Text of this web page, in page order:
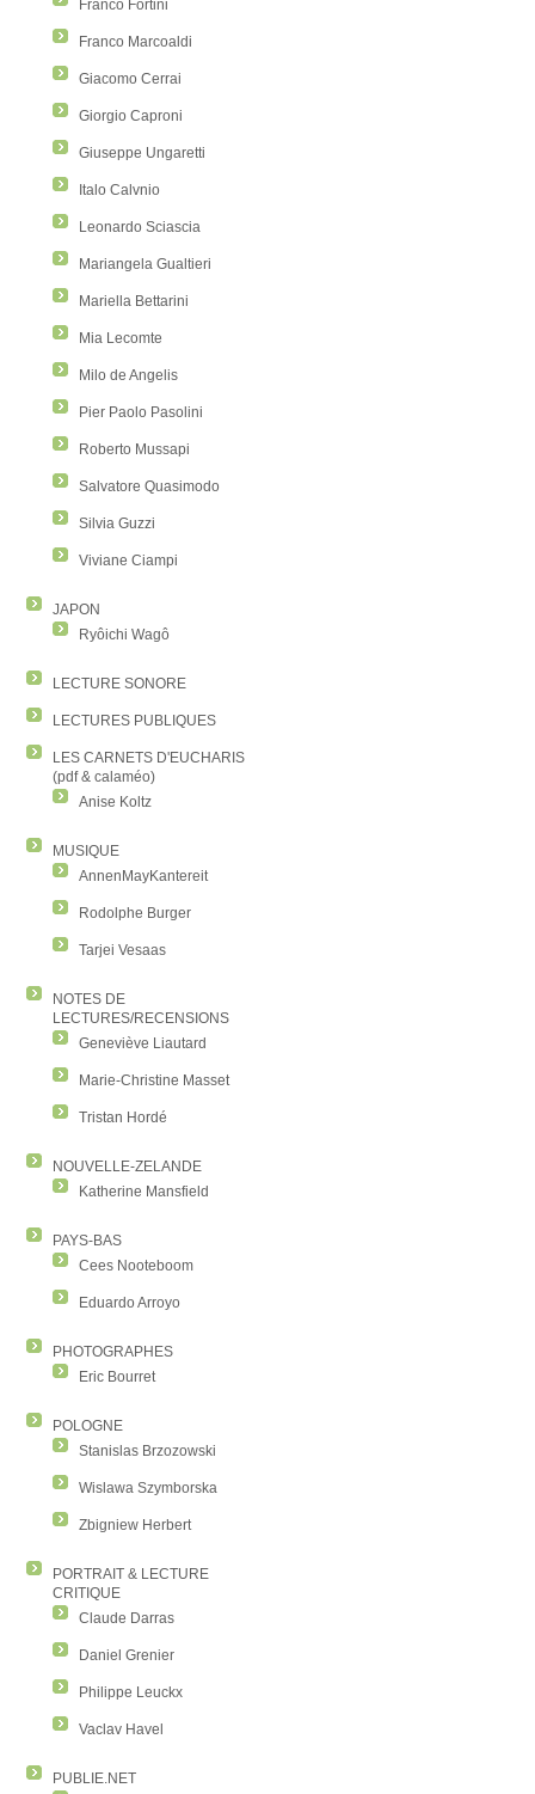
Franco Fortini
Franco Marcoaldi
Giacomo Cerrai
Giorgio Caproni
Giuseppe Ungaretti
Italo Calvnio
Leonardo Sciascia
Mariangela Gualtieri
Mariella Bettarini
Mia Lecomte
Milo de Angelis
Pier Paolo Pasolini
Roberto Mussapi
Salvatore Quasimodo
Silvia Guzzi
Viviane Ciampi
JAPON
Ryôichi Wagô
LECTURE SONORE
LECTURES PUBLIQUES
LES CARNETS D'EUCHARIS
(pdf & calaméo)
Anise Koltz
MUSIQUE
AnnenMayKantereit
Rodolphe Burger
Tarjei Vesaas
NOTES DE
LECTURES/RECENSIONS
Geneviève Liautard
Marie-Christine Masset
Tristan Hordé
NOUVELLE-ZELANDE
Katherine Mansfield
PAYS-BAS
Cees Nooteboom
Eduardo Arroyo
PHOTOGRAPHES
Eric Bourret
POLOGNE
Stanislas Brzozowski
Wislawa Szymborska
Zbigniew Herbert
PORTRAIT & LECTURE
CRITIQUE
Claude Darras
Daniel Grenier
Philippe Leuckx
Vaclav Havel
PUBLIE.NET